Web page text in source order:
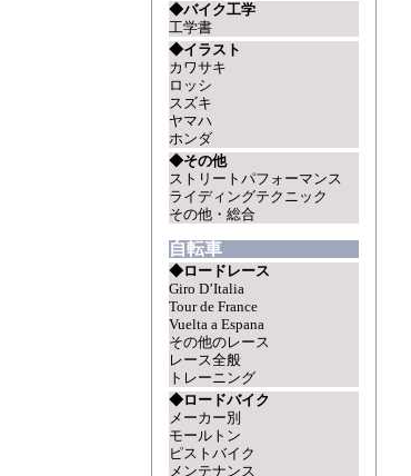
◆バイク工学
工学書
◆イラスト
カワサキ
ロッシ
スズキ
ヤマハ
ホンダ
◆その他
ストリートパフォーマンス
ライディングテクニック
その他・総合
自転車
◆ロードレース
Giro D’Italia
Tour de France
Vuelta a Espana
その他のレース
レース全般
トレーニング
◆ロードバイク
メーカー別
モールトン
ピストバイク
メンテナンス